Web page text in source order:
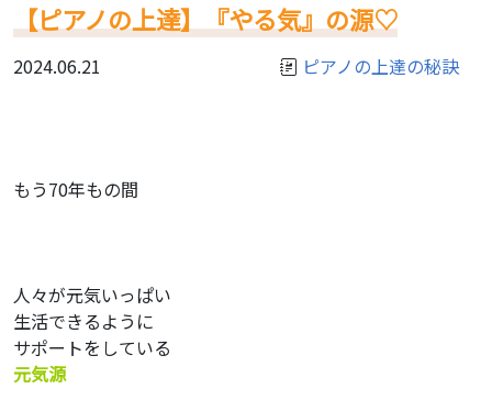
【ピアノの上達】『やる気』の源♡
2024.06.21 ピアノの上達の秘訣
もう70年もの間
人々が元気いっぱい
生活できるように
サポートをしている
元気源